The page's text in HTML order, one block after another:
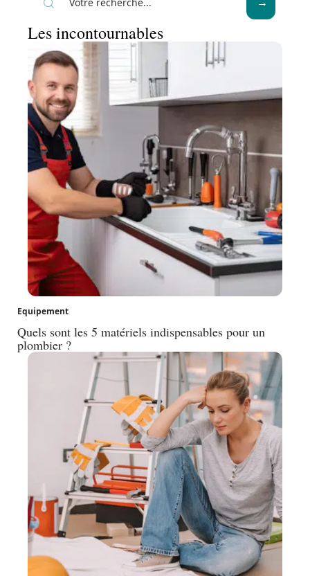
Les incontournables
Equipement
Quels sont les 5 matériels indispensables pour un
plombier ?